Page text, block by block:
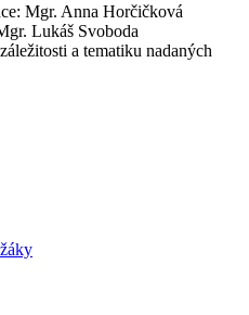
Mgr. Anna Horčičková
Lukáš Svoboda
a tematiku nadaných